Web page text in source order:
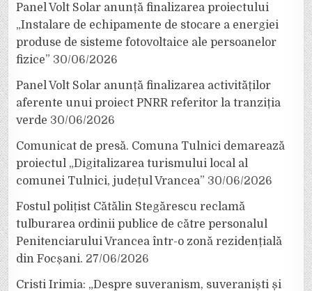
Panel Volt Solar anunță finalizarea proiectului
„Instalare de echipamente de stocare a energiei
produse de sisteme fotovoltaice ale persoanelor
fizice” 30/06/2026
Panel Volt Solar anunță finalizarea activităților
aferente unui proiect PNRR referitor la tranziția
verde 30/06/2026
Comunicat de presă. Comuna Tulnici demarează
proiectul „Digitalizarea turismului local al
comunei Tulnici, județul Vrancea” 30/06/2026
Fostul polițist Cătălin Stegărescu reclamă
tulburarea ordinii publice de către personalul
Penitenciarului Vrancea într-o zonă rezidențială
din Focșani. 27/06/2026
Cristi Irimia: „Despre suveranism, suveraniști și